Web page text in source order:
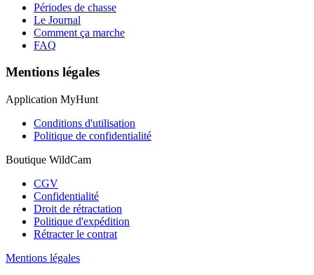
Périodes de chasse
Le Journal
Comment ça marche
FAQ
Mentions légales
Application MyHunt
Conditions d'utilisation
Politique de confidentialité
Boutique WildCam
CGV
Confidentialité
Droit de rétractation
Politique d'expédition
Rétracter le contrat
Mentions légales